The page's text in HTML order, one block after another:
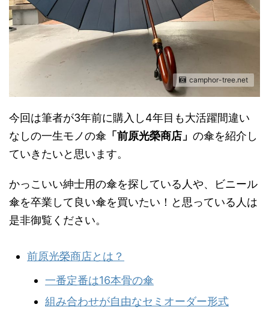
camphor-tree.net
今回は筆者が3年前に購入し4年目も大活躍間違い
なしの一生モノの傘 「前原光榮商店」 の傘を紹介し
ていきたいと思います。
かっこいい紳士用の傘を探している人や、ビニール
傘を卒業して良い傘を買いたい！と思っている人は
是非御覧ください。
前原光榮商店とは？
一番定番は16本骨の傘
組み合わせが自由なセミオーダー形式